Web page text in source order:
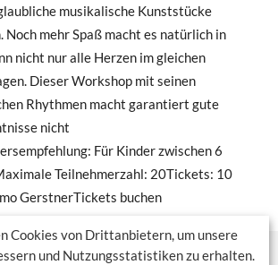
musikalische Kunststücke
Noch mehr Spaß macht es natürlich in
nicht nur alle Herzen im gleichen
Dieser Workshop mit seinen
Rhythmen macht garantiert gute
nicht
Für Kinder zwischen 6
Teilnehmerzahl: 20Tickets: 10
GerstnerTickets buchen
Cookies von Drittanbietern, um unsere
und Nutzungsstatistiken zu erhalten.